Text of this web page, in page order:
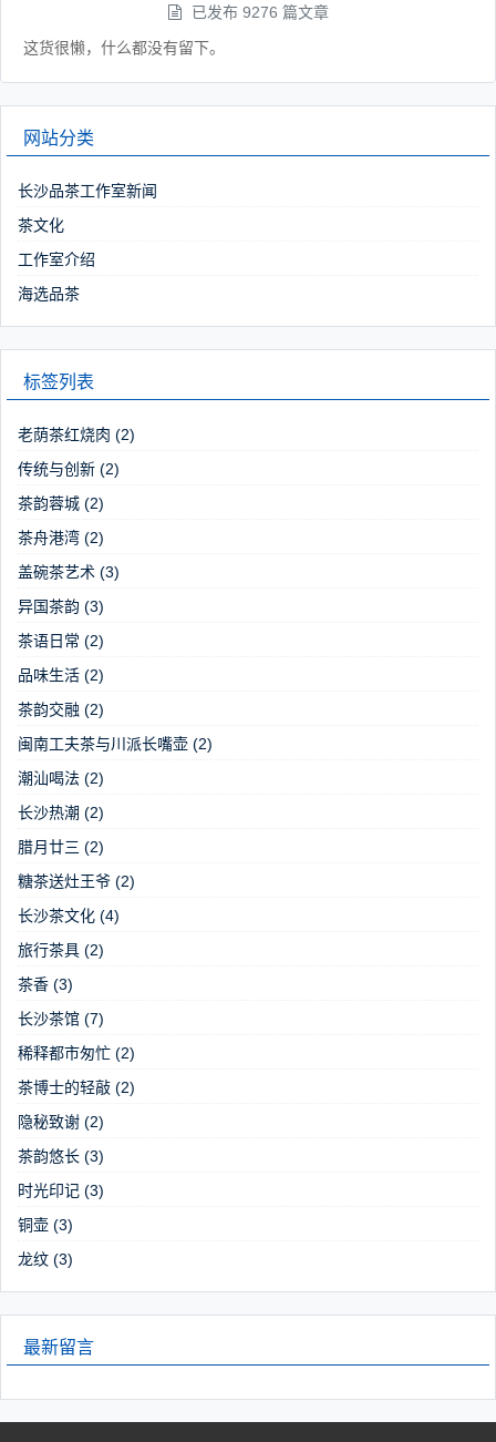
已发布 9276 篇文章
这货很懒，什么都没有留下。
网站分类
长沙品茶工作室新闻
茶文化
工作室介绍
海选品茶
标签列表
老荫茶红烧肉 (2)
传统与创新 (2)
茶韵蓉城 (2)
茶舟港湾 (2)
盖碗茶艺术 (3)
异国茶韵 (3)
茶语日常 (2)
品味生活 (2)
茶韵交融 (2)
闽南工夫茶与川派长嘴壶 (2)
潮汕喝法 (2)
长沙热潮 (2)
腊月廿三 (2)
糖茶送灶王爷 (2)
长沙茶文化 (4)
旅行茶具 (2)
茶香 (3)
长沙茶馆 (7)
稀释都市匆忙 (2)
茶博士的轻敲 (2)
隐秘致谢 (2)
茶韵悠长 (3)
时光印记 (3)
铜壶 (3)
龙纹 (3)
最新留言